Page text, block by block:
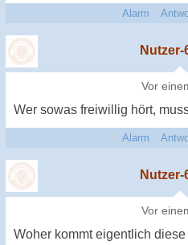
Alarm
Nutzer-
Vor
Wer sowas freiwillig hört,
Alarm
Nutzer-
Vor
Woher kommt eigentlich